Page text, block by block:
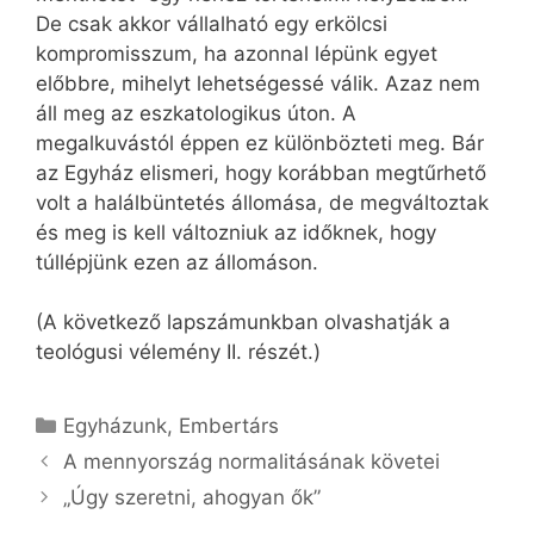
De csak akkor vállalható egy erkölcsi
kompromisszum, ha azonnal lépünk egyet
előbbre, mihelyt lehetségessé válik. Azaz nem
áll meg az eszkatologikus úton. A
megalkuvástól éppen ez különbözteti meg. Bár
az Egyház elismeri, hogy korábban megtűrhető
volt a halálbüntetés állomása, de megváltoztak
és meg is kell változniuk az időknek, hogy
túllépjünk ezen az állomáson.
(A következő lapszámunkban olvashatják a
teológusi vélemény II. részét.)
Kategória
Egyházunk, Embertárs
A mennyország normalitásának követei
„Úgy szeretni, ahogyan ők”